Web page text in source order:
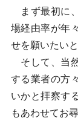
まず最初に
場経由率が年
せを願いたい
そして、当
する業者の方
いかと拝察す
もあわせてお